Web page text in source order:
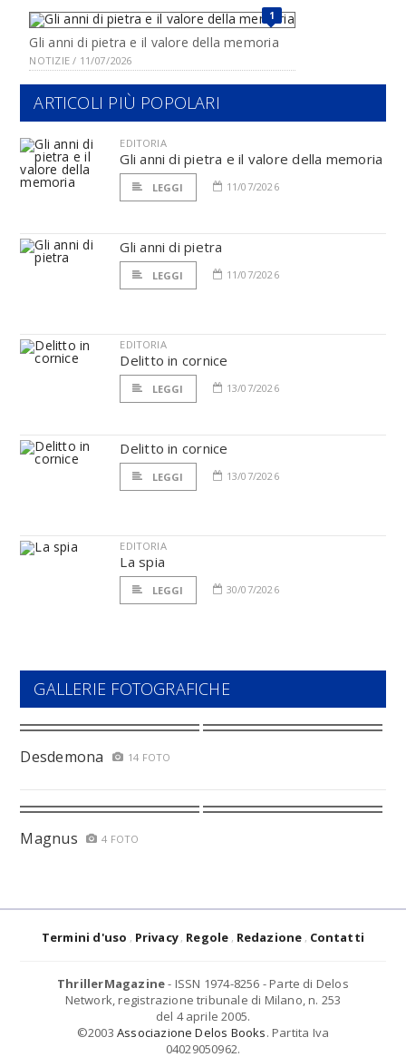
1
Gli anni di pietra e il valore della memoria
NOTIZIE / 11/07/2026
ARTICOLI PIÙ POPOLARI
EDITORIA
Gli anni di pietra e il valore della memoria
LEGGI 11/07/2026
Gli anni di pietra
LEGGI 11/07/2026
EDITORIA
Delitto in cornice
LEGGI 13/07/2026
Delitto in cornice
LEGGI 13/07/2026
EDITORIA
La spia
LEGGI 30/07/2026
GALLERIE FOTOGRAFICHE
Desdemona 14 FOTO
Magnus 4 FOTO
Termini d'uso Privacy Regole Redazione Contatti
ThrillerMagazine- ISSN 1974-8256 - Parte di Delos
Network, registrazione tribunale di Milano, n. 253
del 4 aprile 2005.
©2003 Associazione Delos Books. Partita Iva
04029050962.